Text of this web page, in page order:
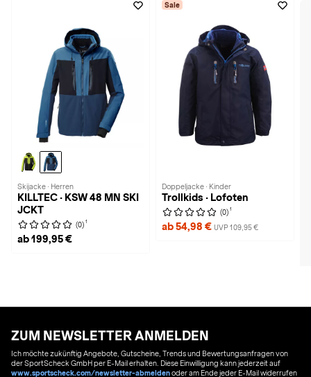
Skijacke · Herren
KILLTEC · KSW 48 MN SKI
JCKT
(0) 1
ab 199,95 €
Sale
Doppeljacke · Kinder
Trollkids · Lofoten
(0) 1
ab 54,98 € UVP 109,95 €
ZUM NEWSLETTER ANMELDEN
Ich möchte zukünftig Angebote, Gutscheine, Trends und Bewertungsanfragen von
der SportScheck GmbH per E-Mail erhalten. Diese Einwilligung kann jederzeit auf
www.sportscheck.com/newsletter-abmeldenoder am Ende jeder E-Mail widerrufen